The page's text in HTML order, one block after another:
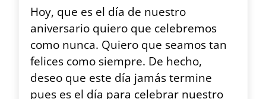
Hoy, que es el día de nuestro
aniversario quiero que celebremos
como nunca. Quiero que seamos tan
felices como siempre. De hecho,
deseo que este día jamás termine
pues es el día para celebrar nuestro